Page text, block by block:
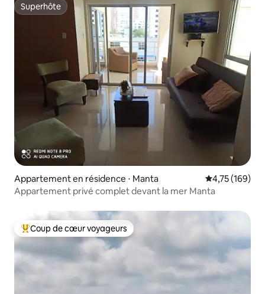
Superhôte
Superhôte
Appartement en résidence ⋅ Manta Évaluation
4,75 (169)
Appartement privé complet devant la mer Manta
Coups de cœur voyageurs les plus appréciés
Coup de cœur voyageurs